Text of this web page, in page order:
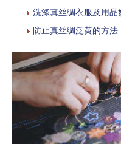
洗涤真丝绸衣服及用品
防止真丝绸泛黄的方法